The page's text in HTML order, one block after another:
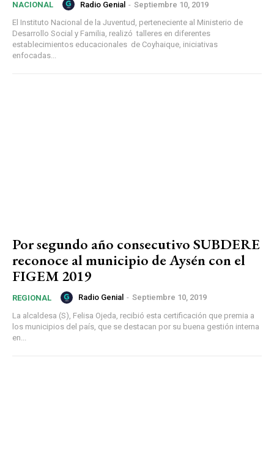
NACIONAL Radio Genial - Septiembre 10, 2019
El Instituto Nacional de la Juventud, perteneciente al Ministerio de
Desarrollo Social y Familia, realizó talleres en diferentes
establecimientos educacionales de Coyhaique, iniciativas
enfocadas...
Por segundo año consecutivo SUBDERE
reconoce al municipio de Aysén con el
FIGEM 2019
REGIONAL Radio Genial - Septiembre 10, 2019
La alcaldesa (S), Felisa Ojeda, recibió esta certificación que premia a
los municipios del país, que se destacan por su buena gestión interna
en...